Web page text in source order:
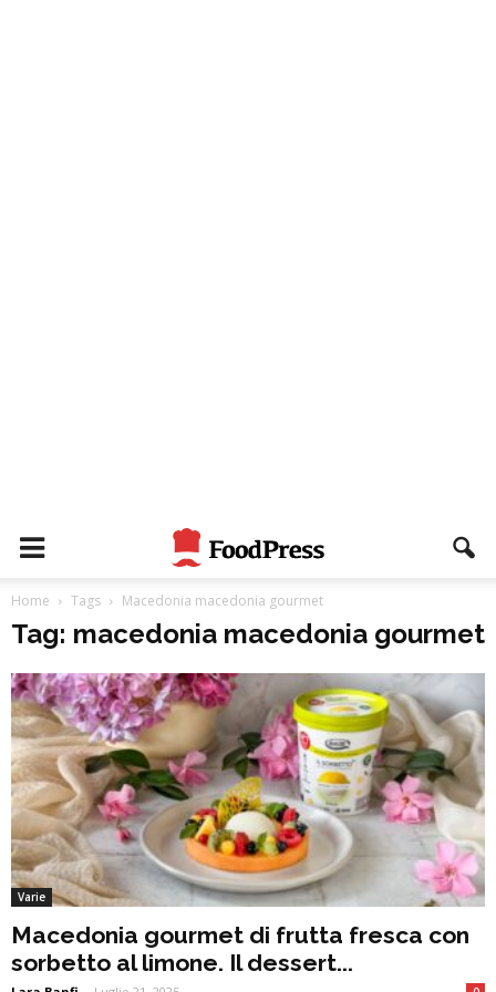
Home Tags Macedonia macedonia gourmet
Tag: macedonia macedonia gourmet
Varie
Macedonia gourmet di frutta fresca con
sorbetto al limone. Il dessert...